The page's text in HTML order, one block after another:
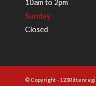
10am to 2pm
Sunday:
Closed
© Copyright -